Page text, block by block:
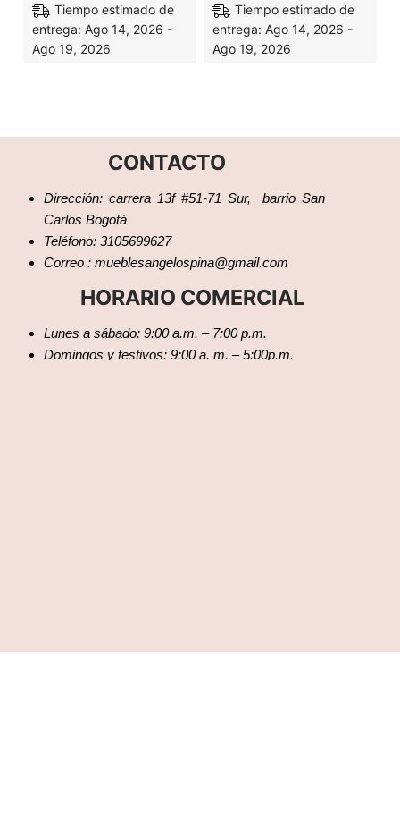
Tiempo estimado de
entrega: Ago 14, 2026 -
Ago 19, 2026
Tiempo estimado de
entrega: Ago 14, 2026 -
Ago 19, 2026
CONTACTO
Dirección: carrera 13f #51-71 Sur, barrio San
Carlos Bogotá
Teléfono: 3105699627
Correo : mueblesangelospina@gmail.com
HORARIO COMERCIAL
Lunes a sábado: 9:00 a.m. – 7:00 p.m.
Domingos y festivos: 9:00 a. m. – 5:00p.m.